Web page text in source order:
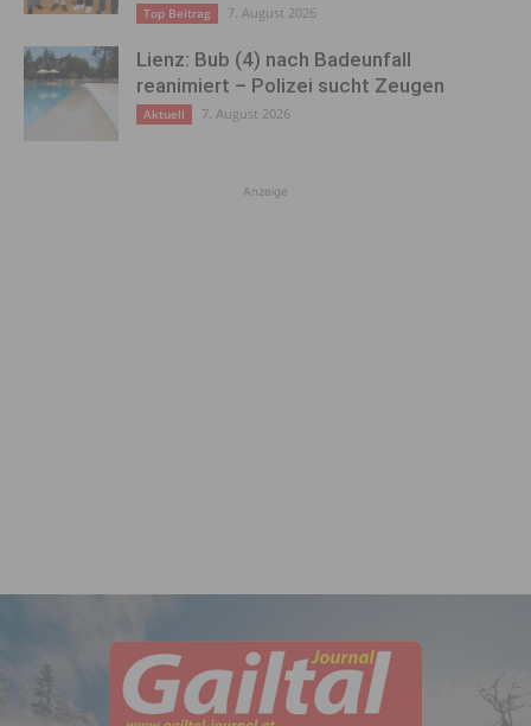
Top Beitrag 7. August 2026
Lienz: Bub (4) nach Badeunfall
reanimiert – Polizei sucht Zeugen
Aktuell 7. August 2026
Anzeige